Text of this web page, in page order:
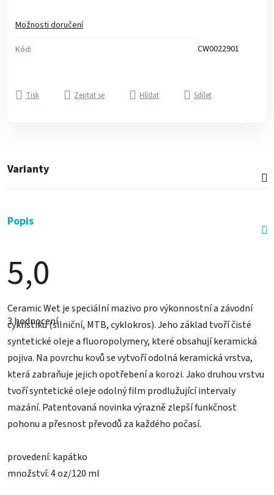
Možnosti doručení
Kód:
CW0022901
Tisk Zeptat se Hlídat Sdílet
Varianty
Popis
5,0
Průměrné
hodnocení
produktu
je
5,0
5
hvězdiček.
3 hodnocení
Ceramic Wet je speciální mazivo pro výkonnostní a závodní
cyklistiku (silniční, MTB, cyklokros). Jeho základ tvoří čisté
syntetické oleje a fluoropolymery, které obsahují keramická
pojiva. Na povrchu kovů se vytvoří odolná keramická vrstva,
která zabraňuje jejich opotřebení a korozi. Jako druhou vrstvu
tvoří syntetické oleje odolný film prodlužující intervaly
mazání. Patentovaná novinka výrazně zlepší funkčnost
pohonu a přesnost převodů za každého počasí.
provedení: kapátko
množství: 4 oz/120 ml